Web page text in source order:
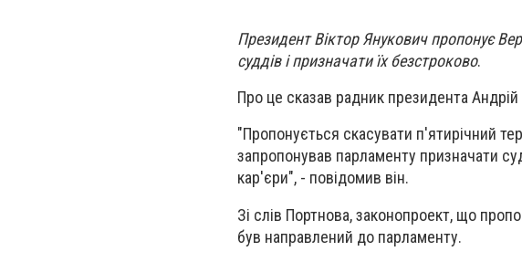
Президент Віктор Янукович пропонує
суддів і призначати їх безстроково.
Про це сказав радник президента
"Пропонується скасувати п'ятирічний
запропонував парламенту призначати
кар'єри", - повідомив він.
Зі слів Портнова, законопроект, що
був направлений до парламенту.